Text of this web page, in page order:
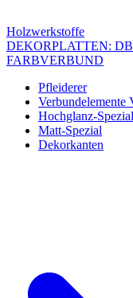
Holzwerkstoffe
DEKORPLATTEN:
FARBVERBUND
Pfleiderer
Verbundelemente
Hochglanz-Spezial
Matt-Spezial
Dekorkanten